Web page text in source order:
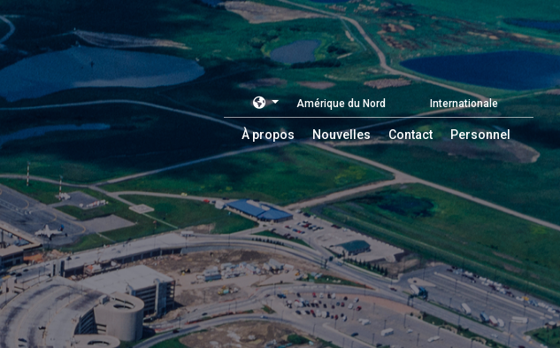
À propos Nouvelles Contact Personnel
Amérique du Nord Internationale